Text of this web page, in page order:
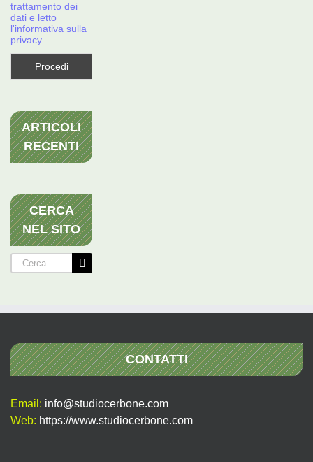
trattamento dei
dati e letto
l'informativa sulla
privacy.
ARTICOLI
RECENTI
CERCA
NEL SITO
Cerca
per:
CONTATTI
Email: info@studiocerbone.com
Web: https://www.studiocerbone.com